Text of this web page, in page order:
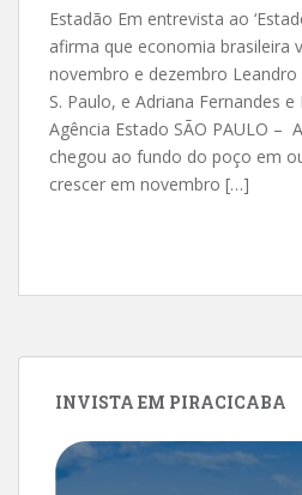
Estadão Em entrevista ao
afirma que economia brasileira
novembro e dezembro
S. Paulo, e Adriana Fernandes
Agência Estado SÃO PAULO –
chegou ao fundo do poço em
crescer em novembro […]
INVISTA EM PIRACICABA